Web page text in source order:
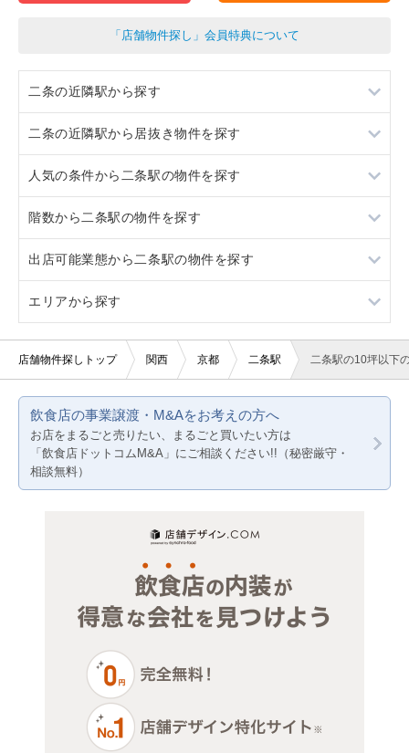
「店舗物件探し」会員特典について
二条の近隣駅から探す
円町
丹波口
西大路御池
二条城前
二条の近隣駅から居抜き物件を探す
円町
丹波口
西大路御池
二条城前
人気の条件から二条駅の物件を探す
スケルトン
看板取り付け可
10坪以下
20坪以下
賃料20万円以下
階数から二条駅の物件を探す
1階
2階
出店可能業態から二条駅の物件を探す
重飲食
軽飲食
サロン（マッサージ・エステ・ネイルなど）
医療・歯科・クリニック
その他サービス・その他
エリアから探す
大阪
兵庫
店舗物件探しトップ 関西 京都 二条駅 二条駅の10坪以下
飲食店の事業譲渡・M&Aをお考えの方へ
お店をまるごと売りたい、まるごと買いたい方は
「飲食店ドットコムM&A」にご相談ください!!（秘密厳守・
相談無料）